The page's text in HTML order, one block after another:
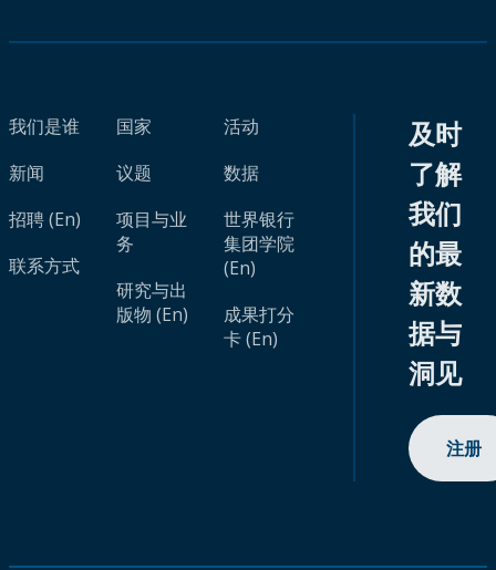
我们是谁
新闻
招聘 (En)
联系方式
国家
议题
项目与业
务
研究与出
版物 (En)
活动
数据
世界银行
集团学院
(En)
成果打分
卡 (En)
及时
了解
我们
的最
新数
据与
洞见
注册